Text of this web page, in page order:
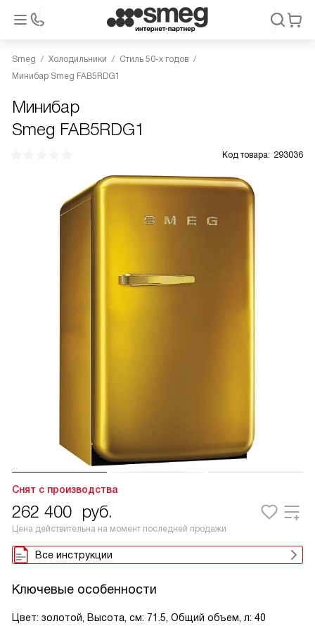
Smeg Холодильники
Стиль 50-х годов
Минибар Smeg FAB5RDG1
Минибар
Smeg FAB5RDG1
Код товара: 293036
Снят с производства
262 400 руб.
Цена действительна на момент последней продажи
Все инструкции
Ключевые особенности
Цвет: золотой, Высота, см: 71.5, Общий объем, л: 40